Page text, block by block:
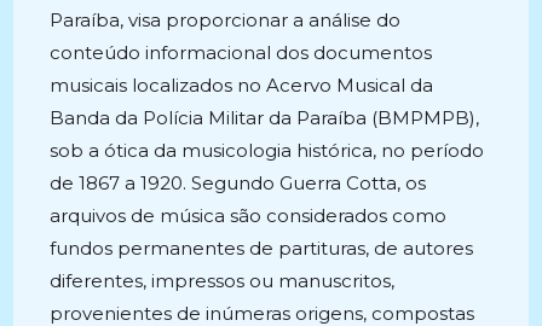
Paraíba, visa proporcionar a análise do
conteúdo informacional dos documentos
musicais localizados no Acervo Musical da
Banda da Polícia Militar da Paraíba (BMPMPB),
sob a ótica da musicologia histórica, no período
de 1867 a 1920. Segundo Guerra Cotta, os
arquivos de música são considerados como
fundos permanentes de partituras, de autores
diferentes, impressos ou manuscritos,
provenientes de inúmeras origens, compostas